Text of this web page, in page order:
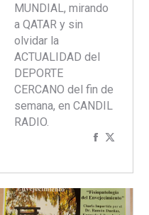
MUNDIAL, mirando
a QATAR y sin
olvidar la
ACTUALIDAD del
DEPORTE
CERCANO del fin de
semana, en CANDIL
RADIO.
Compartir